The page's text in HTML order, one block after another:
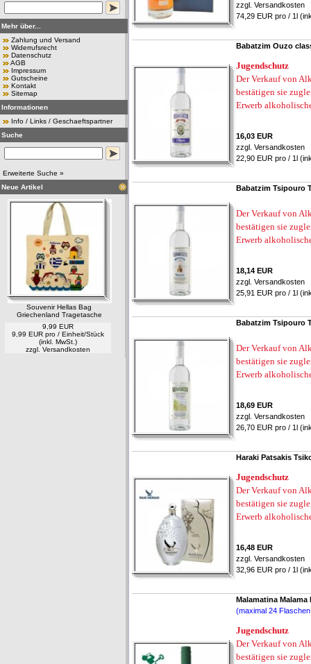
Mehr über...
Zahlung und Versand
Widerrufsrecht
Datenschutz
AGB
Impressum
Gutscheine
Kontakt
Sitemap
Informationen
Info / Links / Geschaeftspartner
Suche
Erweiterte Suche »
Neue Artikel
Souvenir Hellas Bag
Griechenland Tragetasche
9,99 EUR
9,99 EUR pro / Einheit/Stück
(inkl. MwSt.)
zzgl. Versandkosten
zzgl. Versandkosten
74,29 EUR pro / 1l
Babatzim Ouzo
Jugendschutz
Der Verkauf von
bestätigen sie
Erwerb
16,03 EUR
zzgl. Versandkosten
22,90 EUR pro / 1l
Babatzim Tsipouro
Der Verkauf von
bestätigen sie
Erwerb
18,14 EUR
zzgl. Versandkosten
25,91 EUR pro / 1l
Babatzim Tsipouro
Der Verkauf von
bestätigen sie
Erwerb
18,69 EUR
zzgl. Versandkosten
26,70 EUR pro / 1l
Haraki Patsakis
Jugendschutz
Der Verkauf von
bestätigen sie
Erwerb
16,48 EUR
zzgl. Versandkosten
32,96 EUR pro / 1l
Malamatina Malama
(maximal 24
Jugendschutz
Der Verkauf von
bestätigen sie